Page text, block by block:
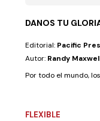
DANOS TU
Editorial: Pacific
Autor: Randy
Por todo el mundo,
FLEXIBLE